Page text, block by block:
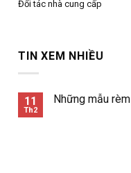
Đối tác nhà cung cấp
TIN XEM NHIỀU
11
Th2
Những mẫu